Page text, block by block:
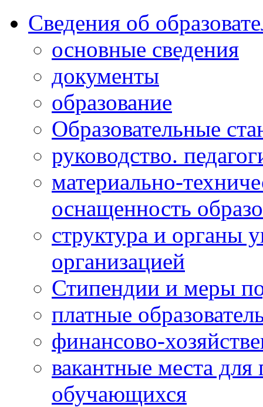
Сведения об
основные сведения
документы
образование
Образовательные
руководство.
материально-
оснащенность
структура и органы
организацией
Стипендии и меры
платные
финансово-
вакантные места
обучающихся